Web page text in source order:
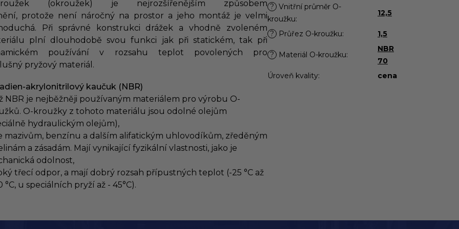
(okroužek) je nejrozšířenějším způsobem
protože není náročný na prostor a jeho montáž je velmi
Při správné konstrukci drážek a vhodně zvoleném
plní dlouhodobě svou funkci jak při statickém, tak při
používání v rozsahu teplot povolených pro
pryžový materiál.
akrylonitrilový kaučuk (NBR)
NBR je nejběžněji používaným materiálem pro výrobu O-
O-kroužky z tohoto materiálu jsou odolné olejům
hydraulickým olejům),
mazivům, benzínu a dalším alifatickým uhlovodíkům, zředěným
a zásadám. Mají vynikající fyzikální vlastnosti, jako je
odolnost,
třecí odpor, a mají dobrý rozsah přípustných teplot (-25 °C až
°C, u speciálních pryží až - 45°C).
? Vnitřní průměr O-
kroužku:
12,5
? Průřez O-kroužku: 1,5
? Materiál O-kroužku:
NBR
70
Úroveň kvality: cena